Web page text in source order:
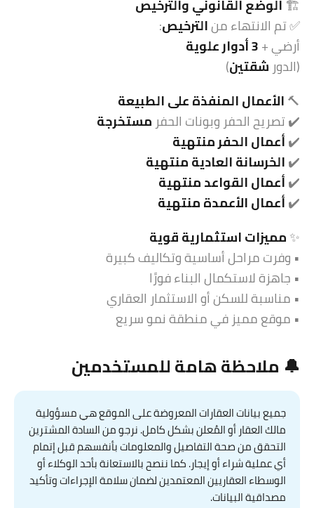
🏗️ الوضع القانوني والترخيص
✅ تم الانتهاء منالترخيص:
أرضي +3 أدوار علوية
(الدور شقتين)
🔨الأعمال المنفذة على الطبيعة
✔️ تصريح الحفر وبونات الحفر مستخرجة
✔️أعمال الحفر منتهية
✔️الخرسانة العادية منتهية
✔️أعمال القواعد منتهية
✔️أعمال الأعمدة منتهية
✨مميزات استثمارية قوية
• وفرت مراحل أساسية وتكاليف كبيرة
• جاهزة لاستكمال البناء فورًا
• مناسبة للسكن أو الاستثمار العقاري
• موقع مميز في منطقة نمو سريع
🔔 ملاحظة هامة للمستخدمين
جميع بيانات العقارات المعروضة على الموقع هي مسؤولية
مالك العقار أو المُعلن بشكل كامل. نرجو من السادة المشترين
التحقق من صحة التفاصيل والمعلومات بأنفسهم قبل إتمام
أي عملية شراء أو إيجار. كما ننصح بالاستعانة بأحد الوكلاء أو
الوسطاء العقاريين المعتمدين لضمان سلامة الإجراءات وتأكيد
مصداقية البيانات.